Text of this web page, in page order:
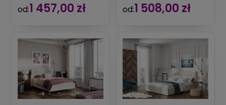
od:1 457,00 zł od:1 508,00 zł